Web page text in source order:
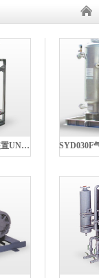
ERV型真空式连续脱气去泡装置UNOZAWA宇野泽